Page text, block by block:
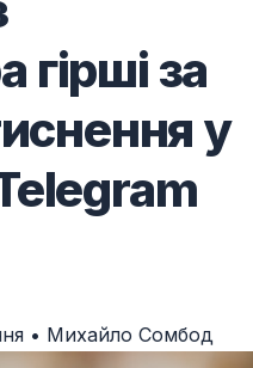
за
у
• Михайло Сомбод